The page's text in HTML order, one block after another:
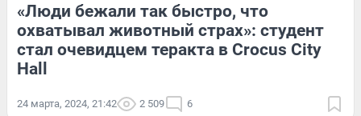
«Люди бежали так быстро, что
охватывал животный страх»: студент
стал очевидцем теракта в Crocus City
Hall
24 марта, 2024, 21:42 2 509 6